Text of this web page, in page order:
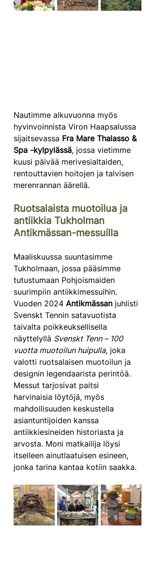
Nautimme alkuvuonna myös
hyvinvoinnista Viron Haapsalussa
sijaitsevassa Fra Mare Thalasso &
Spa -kylpylässä, jossa vietimme
kuusi päivää merivesialtaiden,
rentouttavien hoitojen ja talvisen
merenrannan äärellä.
Ruotsalaista muotoilua ja
antiikkia Tukholman
Antikmässan-messuilla
Maaliskuussa suuntasimme
Tukholmaan, jossa pääsimme
tutustumaan Pohjoismaiden
suurimpiin antiikkimessuihin.
Vuoden 2024 Antikmässan juhlisti
Svenskt Tennin satavuotista
taivalta poikkeuksellisella
näyttelyllä Svenskt Tenn – 100
vuotta muotoilun huipulla, joka
valotti ruotsalaisen muotoilun ja
designin legendaarista perintöä.
Messut tarjosivat paitsi
harvinaisia löytöjä, myös
mahdollisuuden keskustella
asiantuntijoiden kanssa
antiikkiesineiden historiasta ja
arvosta. Moni matkailija löysi
itselleen ainutlaatuisen esineen,
jonka tarina kantaa kotiin saakka.